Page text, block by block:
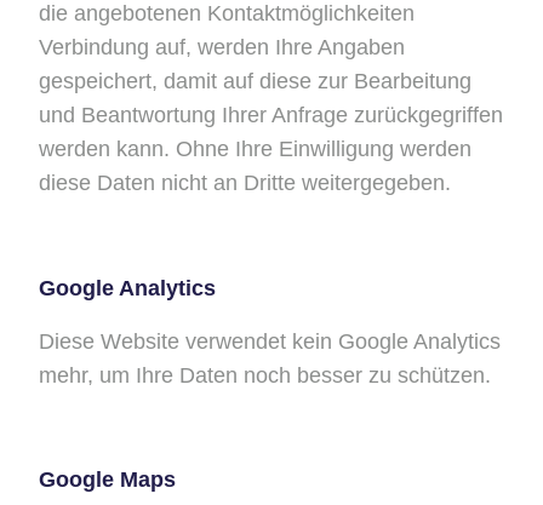
die angebotenen Kontaktmöglichkeiten
Verbindung auf, werden Ihre Angaben
gespeichert, damit auf diese zur Bearbeitung
und Beantwortung Ihrer Anfrage zurückgegriffen
werden kann. Ohne Ihre Einwilligung werden
diese Daten nicht an Dritte weitergegeben.
Google Analytics
Diese Website verwendet kein Google Analytics
mehr, um Ihre Daten noch besser zu schützen.
Google Maps